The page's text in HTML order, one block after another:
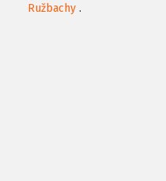
Ružbachy .